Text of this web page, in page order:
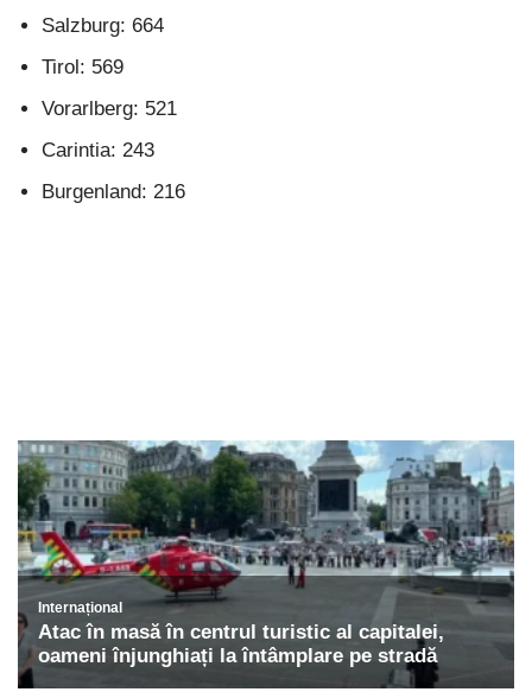
Salzburg: 664
Tirol: 569
Vorarlberg: 521
Carintia: 243
Burgenland: 216